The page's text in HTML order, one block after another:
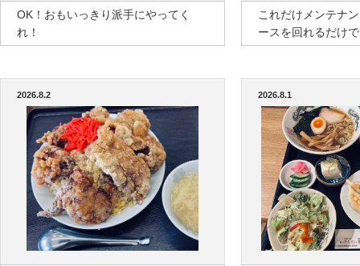
OK！おもいっきり派手にやってく
れ！
これだけメンテナ
ースを回れるだけ
2026.8.2 2026.8.1